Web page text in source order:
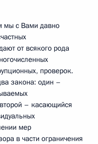
мы с Вами давно
от всякого рода
проверок.
закона: один –
– касающийся
мер
в части ограничения